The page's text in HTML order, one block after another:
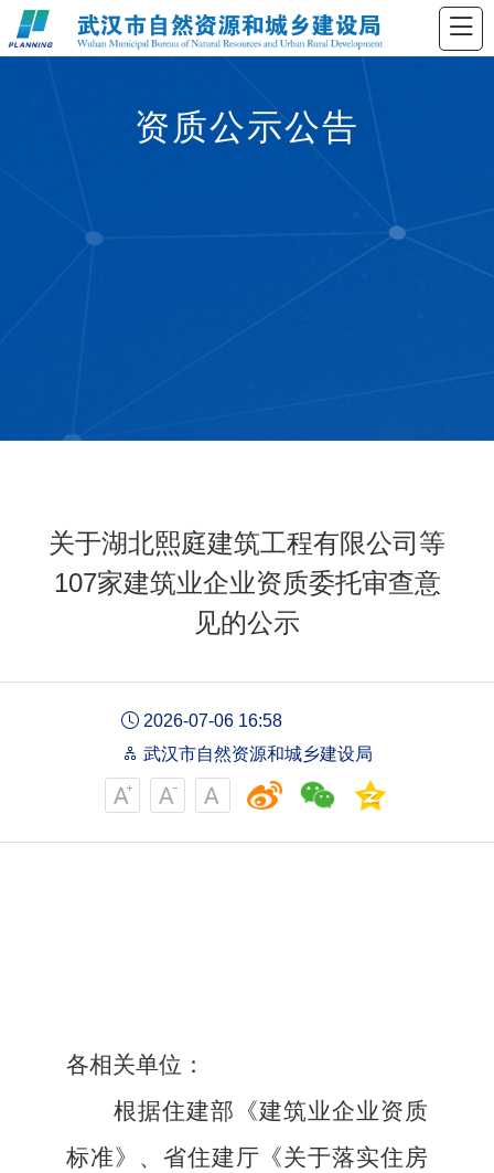
资质公示公告
关于湖北熙庭建筑工程有限公司等
107家建筑业企业资质​委托审查意
见的公示
2026-07-06 16:58
武汉市自然资源和城乡建设局
各相关单位：
根据住建部《建筑业企业资质
标准》、省住建厅《关于落实住房